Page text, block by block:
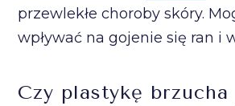
przewlekłe choroby skóry.
wpływać na gojenie się ran i
Czy plastykę brzucha